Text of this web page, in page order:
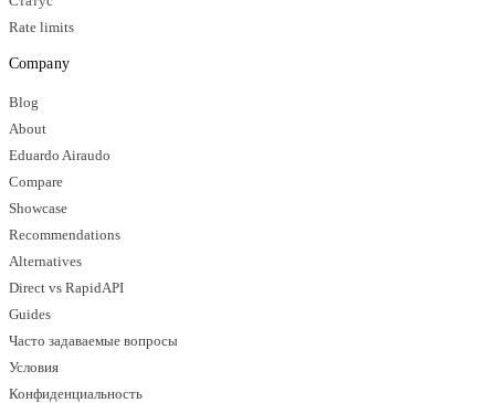
Rate limits
Company
Blog
About
Eduardo Airaudo
Compare
Showcase
Recommendations
Alternatives
Direct vs RapidAPI
Guides
Часто задаваемые вопросы
Условия
Конфиденциальность